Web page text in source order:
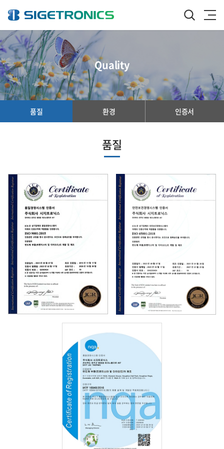
Quality
품질 환경 인증서
품질